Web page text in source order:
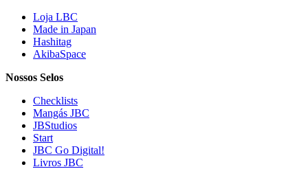
Loja LBC
Made in Japan
Hashitag
AkibaSpace
Nossos Selos
Checklists
Mangás JBC
JBStudios
Start
JBC Go Digital!
Livros JBC